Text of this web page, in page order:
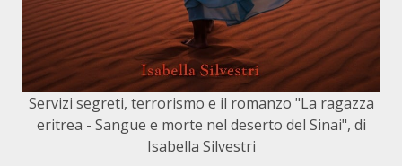
Servizi segreti, terrorismo e il romanzo "La ragazza
eritrea - Sangue e morte nel deserto del Sinai", di
Isabella Silvestri